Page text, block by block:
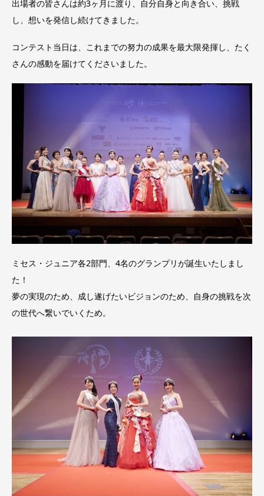
出場者の皆さんは約3ヶ月に渡り、自分自身と向き合い、挑戦
し、想いを発信し続けてきました。
コンテスト当日は、これまでの努力の成果を最大限発揮し、たく
さんの感動を届けてくださいました。
ミセス・ジュニア各2部門、4名のグランプリが誕生いたしまし
た！
夢の実現のため、成し遂げたいビジョンのため、自身の挑戦を次
の世代へ繋いでいくため。